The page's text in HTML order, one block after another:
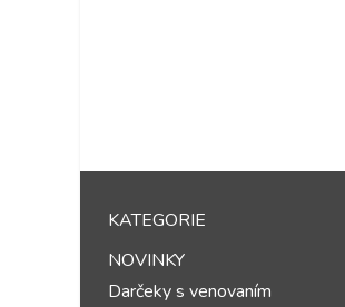
KATEGORIE
NOVINKY
Darčeky s venovaním